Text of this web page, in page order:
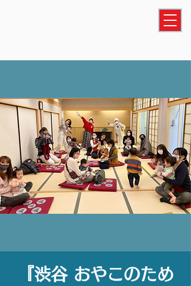
『渋谷 おやこのため